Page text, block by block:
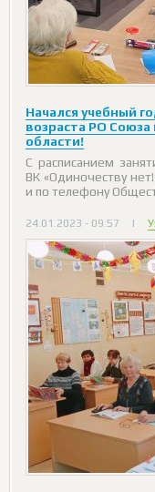
Начался учебный
возраста РО Союза
области!
С расписанием
ВК «Одиночеству
и по телефону
24.01.2023 - 09:57 |